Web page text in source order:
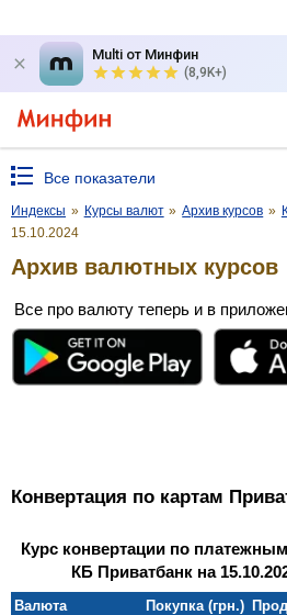
Multi от Минфин
(8,9K+)
Все показатели
Индексы » Курсы валют » Архив курсов »
15.10.2024
Архив валютных курсов
Все про валюту теперь и в
Конвертация по картам
Курс конвертации по
КБ Приватбанк на
Валюта Покупка (грн.)